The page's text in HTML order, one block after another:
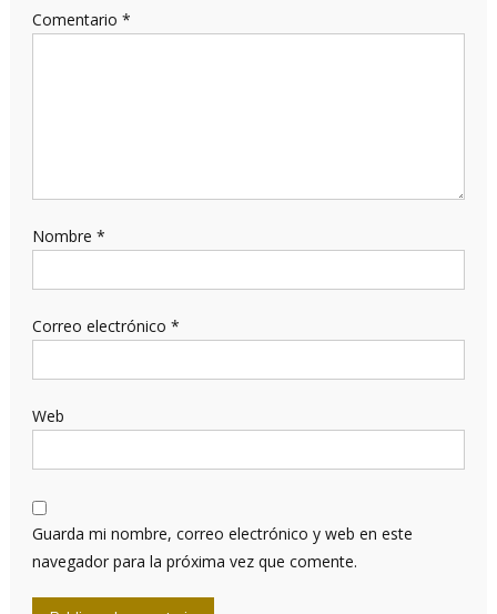
Comentario *
Nombre *
Correo electrónico *
Web
Guarda mi nombre, correo electrónico y web en este
navegador para la próxima vez que comente.